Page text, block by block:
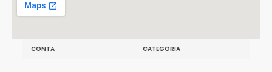
CONTA CATEGORIA